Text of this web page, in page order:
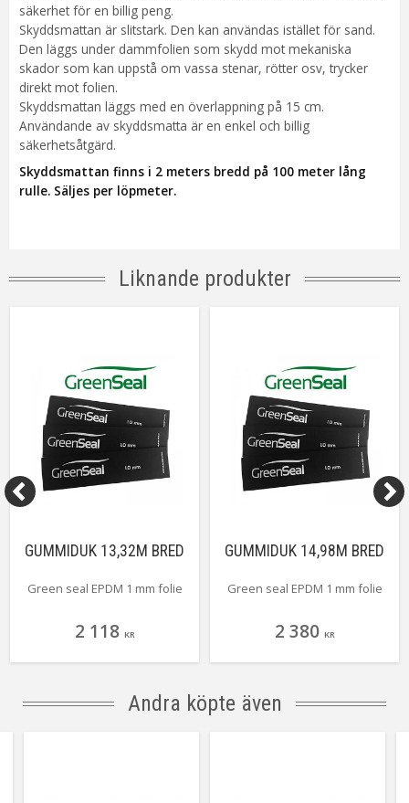
säkerhet för en billig peng.
Skyddsmattan är slitstark. Den kan användas istället för sand.
Den läggs under dammfolien som skydd mot mekaniska
skador som kan uppstå om vassa stenar, rötter osv, trycker
direkt mot folien.
Skyddsmattan läggs med en överlappning på 15 cm.
Användande av skyddsmatta är en enkel och billig
säkerhetsåtgärd.
Skyddsmattan finns i 2 meters bredd på 100 meter lång
rulle. Säljes per löpmeter.
Liknande produkter
GUMMIDUK 13,32M BRED
Green seal EPDM 1 mm folie
2 118 KR
GUMMIDUK 14,98M BRED
Green seal EPDM 1 mm folie
2 380 KR
Andra köpte även